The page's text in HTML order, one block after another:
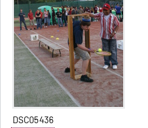
DSC05436